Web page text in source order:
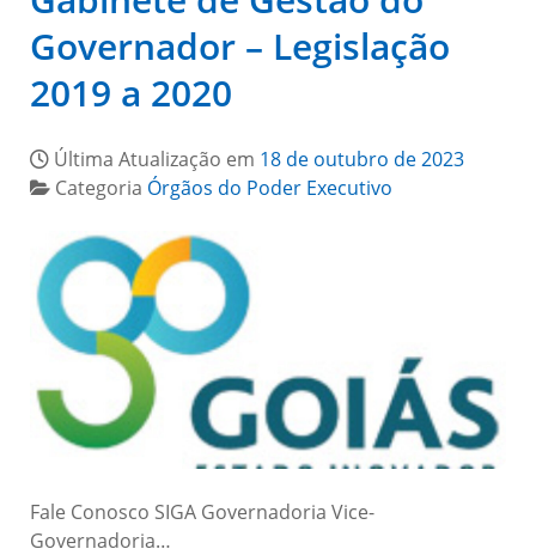
Governador – Legislação
2019 a 2020
Última Atualização em 18 de outubro de 2023
Categoria Órgãos do Poder Executivo
Fale Conosco SIGA Governadoria Vice-
Governadoria…